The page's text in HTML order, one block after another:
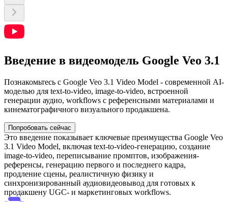
Введение в видеомодель Google Veo 3.1
Познакомьтесь с Google Veo 3.1 Video Model - современной AI-
моделью для text-to-video, image-to-video, встроенной
генерации аудио, workflows с референсными материалами и
кинематографичного визуального продакшена.
Попробовать сейчас
Это введение показывает ключевые преимущества Google Veo
3.1 Video Model, включая text-to-video-генерацию, создание
image-to-video, переписывание промптов, изображения-
референсы, генерацию первого и последнего кадра,
продление сцены, реалистичную физику и
синхронизированный аудиовидеовывод для готовых к
продакшену UGC- и маркетинговых workflows.